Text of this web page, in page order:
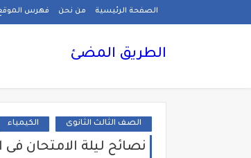
الصفحة الرئيسية من نحن فهرس
الطريق المضئ
الصف الثالث الثانوى الكيمياء
نصائح ليلة الامتحان